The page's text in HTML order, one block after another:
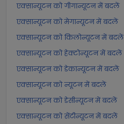
एक्सान्यूटन को गीगान्यूटन में बदलें
एक्सान्यूटन को मेगान्यूटन में बदलें
एक्सान्यूटन को किलोन्यूटन में बदलें
एक्सान्यूटन को हेक्टोन्यूटन में बदलें
एक्सान्यूटन को डेकान्यूटन में बदलें
एक्सान्यूटन को न्यूटन में बदलें
एक्सान्यूटन को डेसीन्यूटन में बदलें
एक्सान्यूटन को सेंटीन्यूटन में बदलें